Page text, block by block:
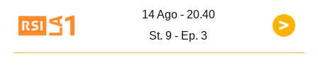
14 Ago - 20.40
St. 9 - Ep. 3